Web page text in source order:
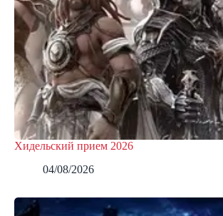
Хидельский прием 2026
04/08/2026